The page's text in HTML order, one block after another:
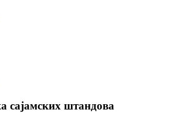
сајамских штандова